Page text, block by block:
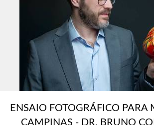
ENSAIO FOTOGRÁFICO PARA
CAMPINAS - DR. BRUNO